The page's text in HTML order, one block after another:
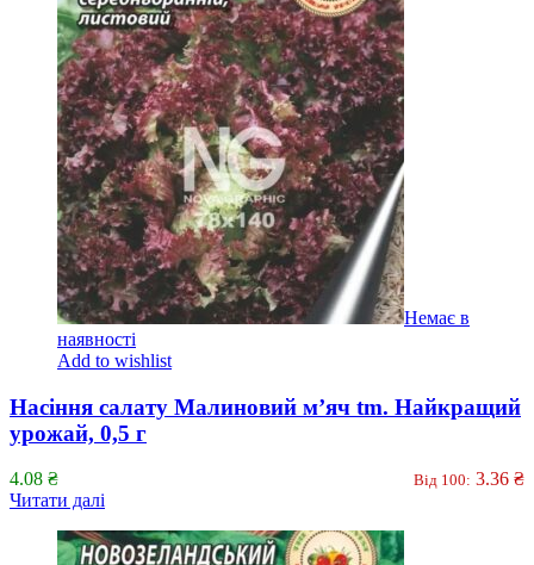
Немає в
наявності
Add to wishlist
Насіння салату Малиновий м’яч tm. Найкращий
урожай, 0,5 г
4.08 ₴ Від 100: 3.36 ₴
Читати далі